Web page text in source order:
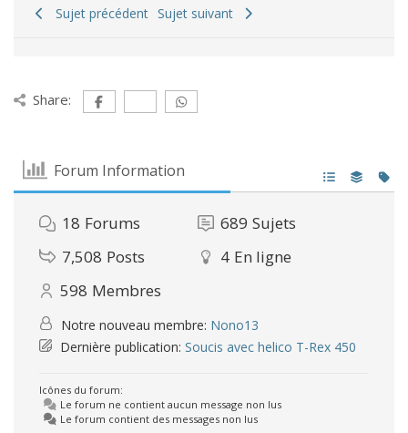
Sujet précédent Sujet suivant
Share:
Forum Information
18 Forums 689 Sujets
7,508 Posts 4 En ligne
598 Membres
Notre nouveau membre: Nono13
Dernière publication: Soucis avec helico T-Rex 450
Icônes du forum:
Le forum ne contient aucun message non lus
Le forum contient des messages non lus